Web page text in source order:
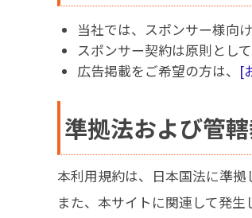
当社では、スポンサー様向
スポンサー契約は原則として
広告掲載をご希望の方は、 [
準拠法および管
本利用規約は、日本国法に準拠
また、本サイトに関連して発生